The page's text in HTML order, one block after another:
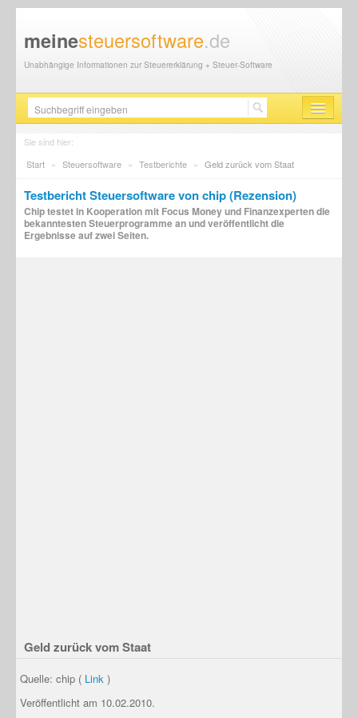
meinesteuersoftware.de
Unabhängige Informationen zur Steuererklärung + Steuer-Software
Steuersoftware
Steuererklärung
Steuer-News
Finanzamt
Sie sind hier:
Start » Steuersoftware » Testberichte » Geld zurück vom Staat
Testbericht Steuersoftware von chip (Rezension)
Chip testet in Kooperation mit Focus Money und Finanzexperten die
bekanntesten Steuerprogramme an und veröffentlicht die
Ergebnisse auf zwei Seiten.
Geld zurück vom Staat
Quelle: chip ( Link )
Veröffentlicht am 10.02.2010.